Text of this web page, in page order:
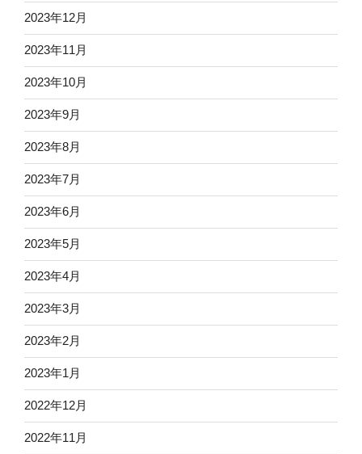
2023年12月
2023年11月
2023年10月
2023年9月
2023年8月
2023年7月
2023年6月
2023年5月
2023年4月
2023年3月
2023年2月
2023年1月
2022年12月
2022年11月